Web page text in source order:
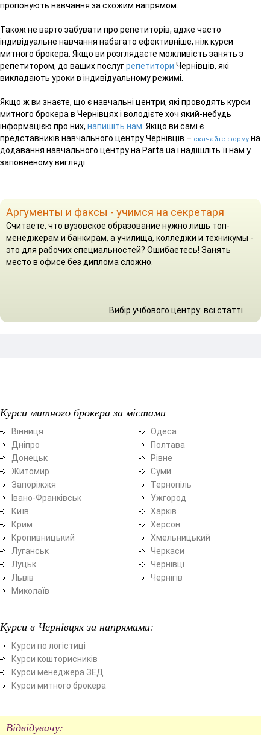
пропонують навчання за схожим напрямом.
Також не варто забувати про репетиторів, адже часто
індивідуальне навчання набагато ефективніше, ніж курси
митного брокера. Якщо ви розглядаєте можливість занять з
репетитором, до ваших послугрепетитори Чернівців, які
викладають уроки в індивідуальному режимі.
Якщо ж ви знаєте, що є навчальні центри, які проводять курси
митного брокера в Чернівцях і володієте хоч який-небудь
інформацією про них, напишіть нам . Якщо ви самі є
представників навчального центру Чернівців – скачайте форму на
додавання навчального центру на Parta.ua і надішліть її нам у
заповненому вигляді.
Аргументы и факсы - учимся на секретаря
Считаете, что вузовское образование нужно лишь топ-
менеджерам и банкирам, а училища, колледжи и техникумы -
это для рабочих специальностей? Ошибаетесь! Занять
место в офисе без диплома сложно.
Вибір учбового центру: всі статті
Курси митного брокера за містами
Вінниця
Дніпро
Донецьк
Житомир
Запоріжжя
Івано-Франківськ
Київ
Крим
Кропивницький
Луганськ
Луцьк
Львів
Миколаїв
Одеса
Полтава
Рівне
Суми
Тернопіль
Ужгород
Харків
Херсон
Хмельницький
Черкаси
Чернівці
Чернігів
Курси в Чернівцях за напрямами:
Курси по логістиці
Курси кошторисників
Курси менеджера ЗЕД
Курси митного брокера
Відвідувачу: